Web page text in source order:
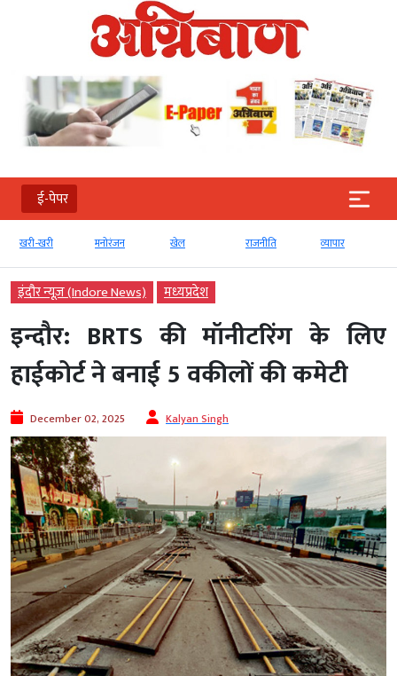
ई-पेपर
खरी-खरी मनोरंजन खेल राजनीति व्‍यापार
इंदौर न्यूज़ (Indore News) मध्‍यप्रदेश
इन्दौर: BRTS की मॉनीटरिंग के लिए
हाईकोर्ट ने बनाई 5 वकीलों की कमेटी
December 02, 2025 Kalyan Singh